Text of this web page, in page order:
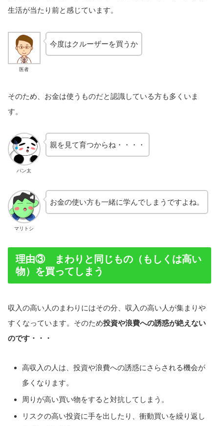
生活が当たり前と感じています。
医者
今度はクルーザーを買うか
そのため、お金は使うものだと認識している方も多くいま
す。
パン太
親を見て育つからね・・・・
マリトシ
お金の使い方も一緒に学んでしまうですよね。
理由③ まわりと同じもの（もしくは高い
物）を買ってしまう
収入の高い人のまわりにはその分、収入の高い人が集まりや
すくなっています。そのため投資や浪費への誘惑が絶えない
のです・・・
高収入の人は、投資や浪費への誘惑にさらされる機会が
多くなります。
周りが高い買い物をすると対抗してしまう。
リスクの高い投資に手を出したり、衝動買いを繰り返し